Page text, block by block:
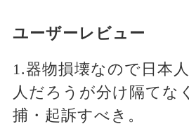
ユーザーレビュー
1.器物損壊なので日本
人だろうが分け隔てな
捕・起訴すべき。